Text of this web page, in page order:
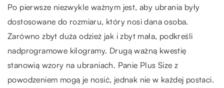
Po pierwsze niezwykle ważnym jest, aby ubrania były
dostosowane do rozmiaru, który nosi dana osoba.
Zarówno zbyt duża odzież jak i zbyt mała, podkreśli
nadprogramowe kilogramy. Drugą ważną kwestię
stanowią wzory na ubraniach. Panie Plus Size z
powodzeniem mogą je nosić, jednak nie w każdej postaci.